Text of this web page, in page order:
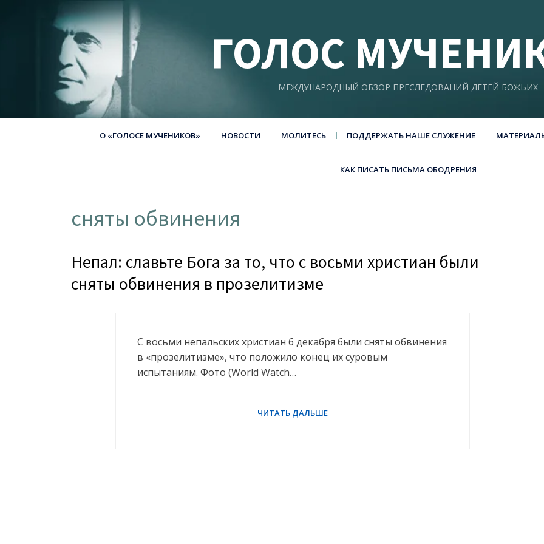
ГОЛОС
МЕЖДУНАРОДНЫЙ ОБЗОР ПРЕСЛЕДОВАНИЙ ДЕТЕЙ БОЖЬИХ
О «ГОЛОСЕ МУЧЕНИКОВ» НОВОСТИ МОЛИТЕСЬ ПОДДЕРЖАТЬ НАШЕ СЛУЖЕНИЕ
КАК ПИСАТЬ ПИСЬМА ОБОДРЕНИЯ
сняты обвинения
Непал: славьте Бога за то, что с восьми христиан были
сняты обвинения в прозелитизме
С восьми непальских христиан 6 декабря были сняты обвинения
в «прозелитизме», что положило конец их суровым
испытаниям. Фото (World Watch…